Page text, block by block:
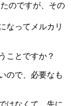
のですが、その
なってメルカリ
ことですか？
ので、必要なも
はなくて、先に